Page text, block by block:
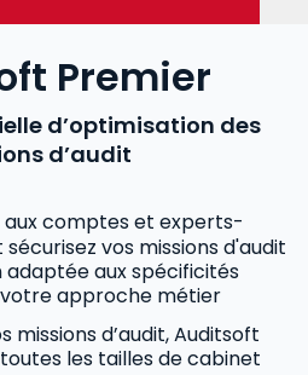
Premier
d’optimisation des
d’audit
aux comptes et experts-
vos missions d'audit
adaptée aux spécificités
approche métier
missions d’audit, Auditsoft
les tailles de cabinet